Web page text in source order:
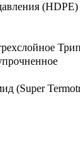
(HDPE)
(Super